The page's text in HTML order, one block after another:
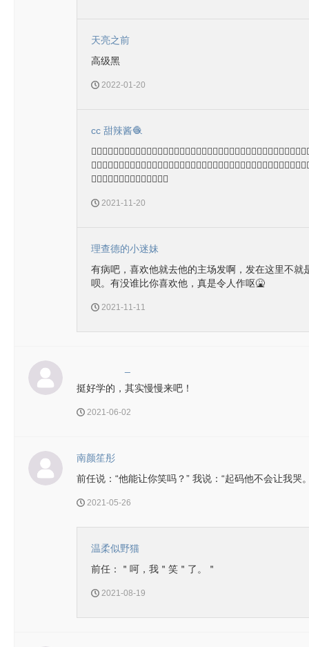
天亮之前
高级黑
2022-01-20
cc 甜辣酱🧶
🧟‍♂️🧛🏿‍♀️🧛🏿‍♂️🧛🏿‍♀️🧛🏿‍♂️
2021-11-20
理查德的小迷妹
有病吧，喜欢他就去他的主场发啊，发在这里不
呗。有没谁比你喜欢他，真是令人作呕🤮
2021-11-11
挺好学的，其实慢慢来吧！
2021-06-02
南颜笙彤
前任说：“他能让你笑吗？” 我说：“起码他不会让我哭
2021-05-26
温柔似野猫
前任：＂呵，我＂笑＂了。＂
2021-08-19